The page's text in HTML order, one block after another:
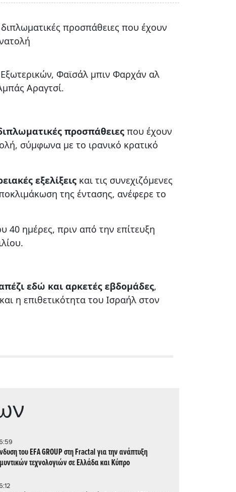
προσπάθειες που έχουν
Φαϊσάλ μπιν Φαρχάν αλ
Αραγτσί.
προσπάθειες που έχουν
σύμφωνα με το ιρανικό κρατικό
εξελίξεις και τις συνεχιζόμενες
της έντασης, ανέφερε το
40 ημέρες, πριν από την επίτευξη
εδώ και αρκετές εβδομάδες,
η επιθετικότητα του Ισραήλ στον
του EFA GROUP στη Fractal για την ανάπτυξη
τεχνολογιών σε Ελλάδα και Κύπρο